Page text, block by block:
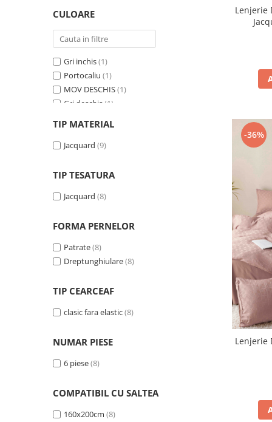
11 Piese, Cuvertura Inclusa
Lenjerii Damasc Egiptean King Size
Lenjerii De Pat, Finet Premium, 1
Lenjerii De Pat Damasc 1 Persoana
Lenjerii De Pat, Imprimeu 3D, 1
CULOARE
Gri inchis(1)
Portocaliu (1)
MOV DESCHIS(1)
Gri deschis (1)
Crem (1)
Roz(1)
Negru(1)
TIP MATERIAL
Jacquard (9)
TIP TESATURA
Jacquard (8)
FORMA PERNELOR
Patrate(8)
Dreptunghiulare(8)
TIP CEARCEAF
clasic fara elastic(8)
NUMAR PIESE
6 piese(8)
COMPATIBIL CU SALTEA
160x200cm (8)
Lenjerie
-36%
Lenjerie